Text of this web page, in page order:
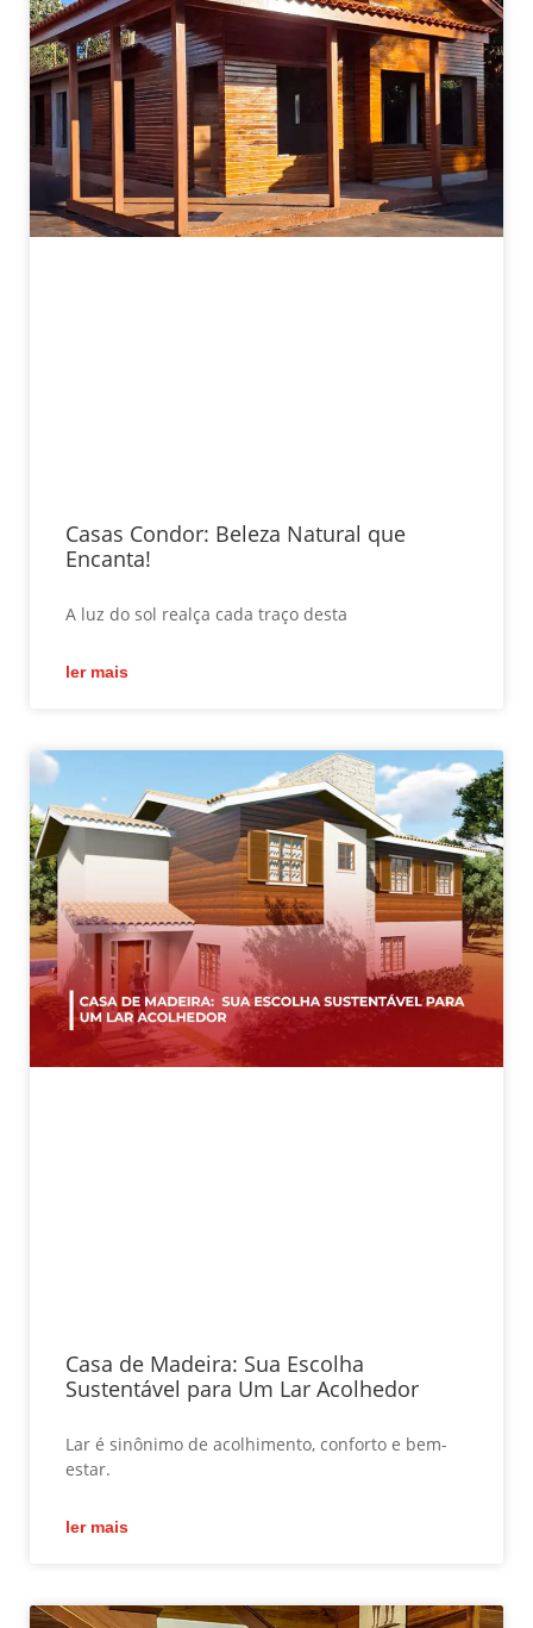
Casas Condor: Beleza Natural que
Encanta!
A luz do sol realça cada traço desta
ler mais
Casa de Madeira: Sua Escolha
Sustentável para Um Lar Acolhedor
Lar é sinônimo de acolhimento, conforto e bem-
estar.
ler mais